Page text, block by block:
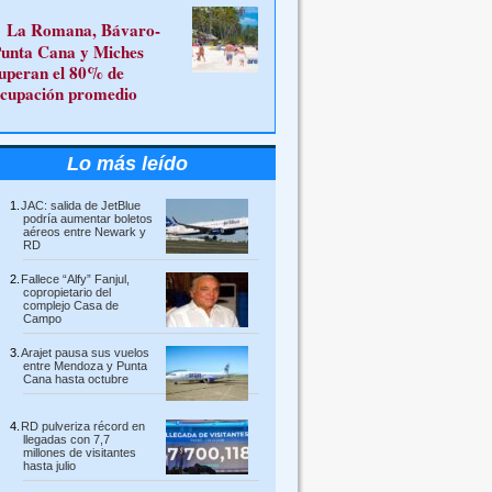
La Romana, Bávaro-
Cana y Miches
el 80% de
promedio
Lo más leído
JAC: salida de JetBlue
podría aumentar boletos
aéreos entre Newark y
RD
Fallece “Alfy” Fanjul,
copropietario del
complejo Casa de
Campo
Arajet pausa sus vuelos
entre Mendoza y Punta
Cana hasta octubre
RD pulveriza récord en
llegadas con 7,7
millones de visitantes
hasta julio